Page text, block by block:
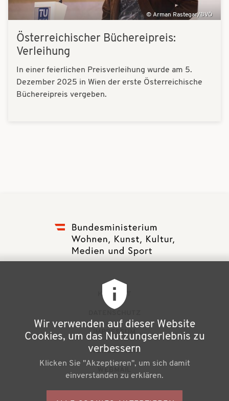
Arman Rastegar/BVÖ
Österreichischer Büchereipreis:
Verleihung
In einer feierlichen Preisverleihung wurde am 5.
Dezember 2025 in Wien der erste Österreichische
Büchereipreis vergeben.
ß
e
KONTAKT
IMPRESSUM
NEWSLETTER
Wir verwenden auf dieser Website
Cookies, um das Nutzungserlebnis zu
verbessern
Klicken Sie "Akzeptieren", um sich damit
einverstanden zu erklären.